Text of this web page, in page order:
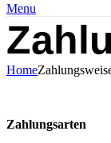
Menu
Home
Zahlungsarten